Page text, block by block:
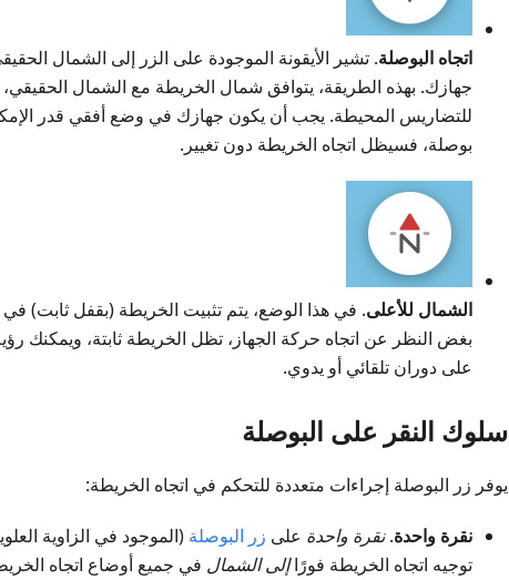
اتجاه البوصلة. تشير الأيقونة الموجودة على الزر إلى الشمال
جهازك. بهذه الطريقة، يتوافق شمال الخريطة مع الشمال الحقيقي،
للتضاريس المحيطة. يجب أن يكون جهازك في وضع أفقي قدر
بوصلة، فسيظل اتجاه الخريطة دون تغيير.
الشمال للأعلى. في هذا الوضع، يتم تثبيت الخريطة (بقفل ثابت) في
بغض النظر عن اتجاه حركة الجهاز، تظل الخريطة ثابتة، ويمكنك
على دوران تلقائي أو يدوي.
سلوك النقر على البوصلة
يوفر زر البوصلة إجراءات متعددة للتحكم في اتجاه الخريطة:
نقرة واحدة.نقرة واحدة على زر البوصلة (الموجود في الزاوية
توجيه اتجاه الخريطة فورًاإلى الشمال في جميع أوضاع اتجاه